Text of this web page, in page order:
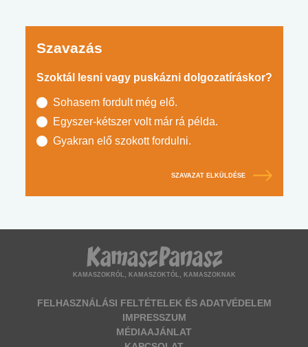
Szavazás
Szoktál lesni vagy puskázni dolgozatíráskor?
Sohasem fordult még elő.
Egyszer-kétszer volt már rá példa.
Gyakran elő szokott fordulni.
SZAVAZAT ELKÜLDÉSE
KAMASZOKRÓL, KAMASZOKTÓL, KAMASZOKNAK
FELHASZNÁLÁSI FELTÉTELEK ÉS ADATVÉDELEM
IMPRESSZUM
MÉDIAAJÁNLAT